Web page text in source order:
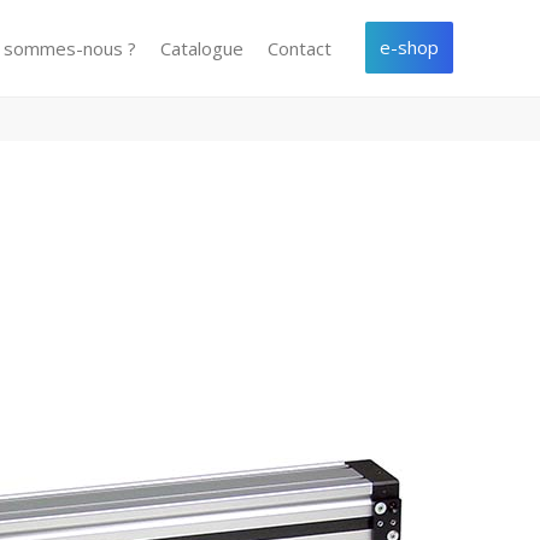
sommes-nous ? Catalogue Contact e-shop